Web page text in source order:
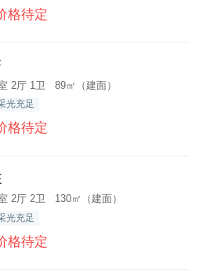
格待定
2厅 1卫 89㎡（建面）
光充足
格待定
2厅 2卫 130㎡（建面）
光充足
格待定